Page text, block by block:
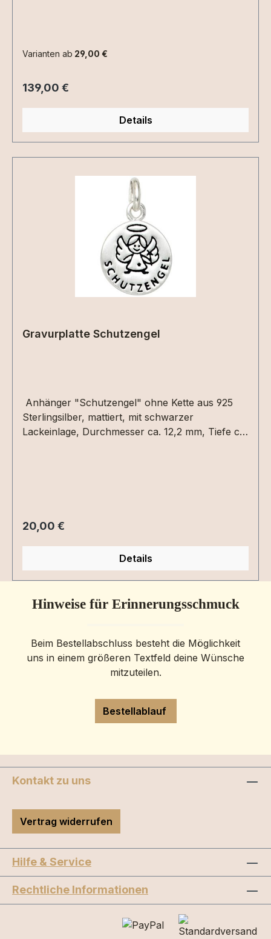
Zeichen.Bitte die entsprechenden
Varianten ab 29,00 €
Regulärer Preis:
139,00 €
Details
Gravurplatte Schutzengel
Anhänger "Schutzengel" ohne Kette aus 925
Sterlingsilber, mattiert, mit schwarzer
Lackeinlage, Durchmesser ca. 12,2 mm, Tiefe ca.
Regulärer Preis:
20,00 €
Details
Hinweise für Erinnerungsschmuck
Beim Bestellabschluss besteht die Möglichkeit
uns in einem größeren Textfeld deine Wünsche
mitzuteilen.
Bestellablauf
Kontakt zu uns
Vertrag widerrufen
Hilfe & Service
Rechtliche Informationen